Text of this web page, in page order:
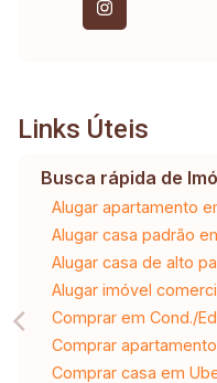
Links Úteis
Busca rápida de
Alugar apartamento
Alugar casa padrão
Alugar casa de alto
Alugar imóvel
Comprar em Cond./
Comprar
Comprar casa em